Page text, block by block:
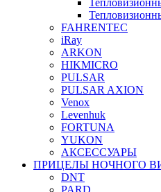
FAHRENTEC
iRay
ARKON
HIKMICRO
PULSAR
PULSAR AXION
Venox
Levenhuk
FORTUNA
YUKON
АКСЕССУАРЫ
ПРИЦЕЛЫ НОЧНОГО
DNT
PARD